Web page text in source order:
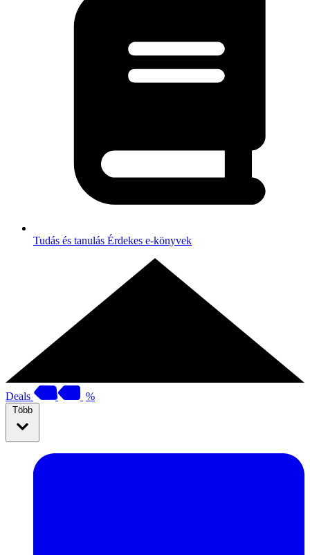
Tudás és tanulás Érdekes e-könyvek
Deals %
Több